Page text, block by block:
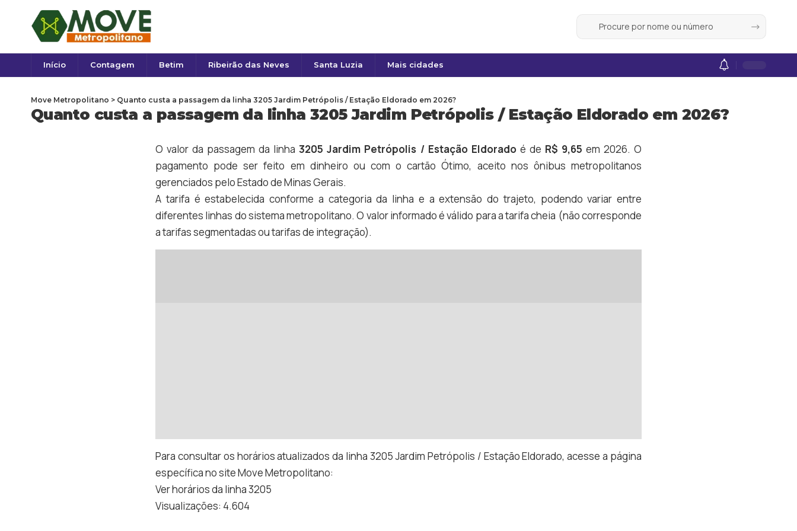
Início Contagem Betim Ribeirão das Neves Santa Luzia Mais cidades
Quanto custa a passagem da linha 3205 Jardim Petrópolis / Estação Eldorado em 2026?
Move Metropolitano > Quanto custa a passagem da linha 3205 Jardim Petrópolis / Estação Eldorado em 2026?
O valor da passagem da linha3205 Jardim Petrópolis / Estação Eldoradoé de R$ 9,65 em 2026. O
pagamento pode ser feito em dinheiro ou com o cartão Ótimo, aceito nos ônibus metropolitanos
gerenciados pelo Estado de Minas Gerais.
A tarifa é estabelecida conforme a categoria da linha e a extensão do trajeto, podendo variar entre
diferentes linhas do sistema metropolitano. O valor informado é válido para a tarifa cheia (não corresponde
a tarifas segmentadas ou tarifas de integração).
Para consultar os horários atualizados da linha 3205 Jardim Petrópolis / Estação Eldorado, acesse a página
específica no site Move Metropolitano:
Ver horários da linha 3205
Visualizações: 4.604